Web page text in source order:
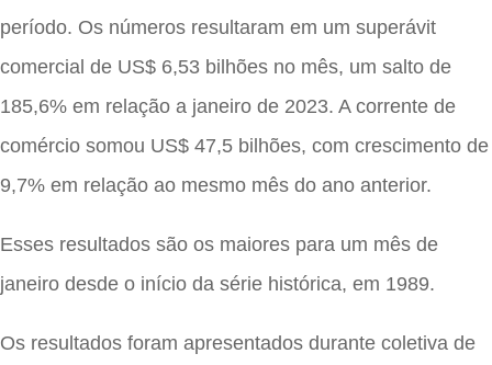
período. Os números resultaram em um superávit
comercial de US$ 6,53 bilhões no mês, um salto de
185,6% em relação a janeiro de 2023. A corrente de
comércio somou US$ 47,5 bilhões, com crescimento de
9,7% em relação ao mesmo mês do ano anterior.
Esses resultados são os maiores para um mês de
janeiro desde o início da série histórica, em 1989.
Os resultados foram apresentados durante coletiva de